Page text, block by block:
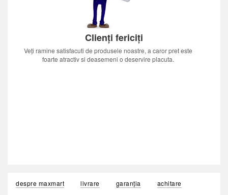
Clienți fericiți
Veți ramine satisfacuti de produsele noastre, a caror pret este
foarte atractiv si deasemeni o deservire placuta.
despre maxmart livrare garanția
achitare